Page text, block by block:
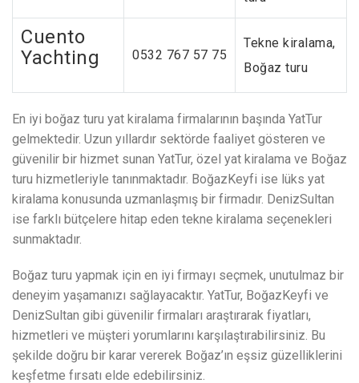
Cuento
Yachting
0532 767 57 75
Tekne kiralama,
Boğaz turu
En iyi boğaz turu yat kiralama firmalarının başında YatTur
gelmektedir. Uzun yıllardır sektörde faaliyet gösteren ve
güvenilir bir hizmet sunan YatTur, özel yat kiralama ve Boğaz
turu hizmetleriyle tanınmaktadır. BoğazKeyfi ise lüks yat
kiralama konusunda uzmanlaşmış bir firmadır. DenizSultan
ise farklı bütçelere hitap eden tekne kiralama seçenekleri
sunmaktadır.
Boğaz turu yapmak için en iyi firmayı seçmek, unutulmaz bir
deneyim yaşamanızı sağlayacaktır. YatTur, BoğazKeyfi ve
DenizSultan gibi güvenilir firmaları araştırarak fiyatları,
hizmetleri ve müşteri yorumlarını karşılaştırabilirsiniz. Bu
şekilde doğru bir karar vererek Boğaz’ın eşsiz güzelliklerini
keşfetme fırsatı elde edebilirsiniz.